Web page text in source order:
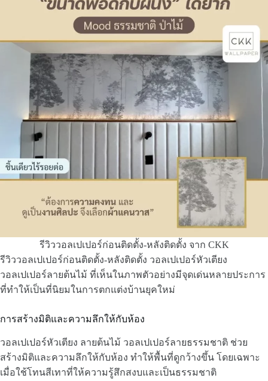
รีวิววอลเปเปอร์ก่อนติดตั้ง-หลังติดตั้ง จาก CKK
รีวิววอลเปเปอร์ก่อนติดตั้ง-หลังติดตั้ง วอลเปเปอร์หัวเตียง
วอลเปเปอร์ลายต้นไม้ ที่เห็นในภาพตัวอย่างมีจุดเด่นหลายประการ
ที่ทำให้เป็นที่นิยมในการตกแต่งบ้านยุคใหม่
การสร้างมิติและความลึกให้กับห้อง
วอลเปเปอร์หัวเตียง ลายต้นไม้ วอลเปเปอร์ลายธรรมชาติ ช่วย
สร้างมิติและความลึกให้กับห้อง ทำให้พื้นที่ดูกว้างขึ้น โดยเฉพาะ
เมื่อใช้โทนสีเทาที่ให้ความรู้สึกสงบและเป็นธรรมชาติ